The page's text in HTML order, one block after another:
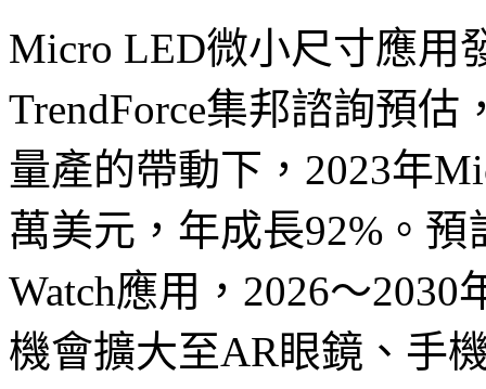
Micro LED微小尺寸應用
TrendForce集邦諮詢預
量產的帶動下，2023年
萬美元，年成長92%。
Watch應用，2026～
機會擴大至AR眼鏡、手